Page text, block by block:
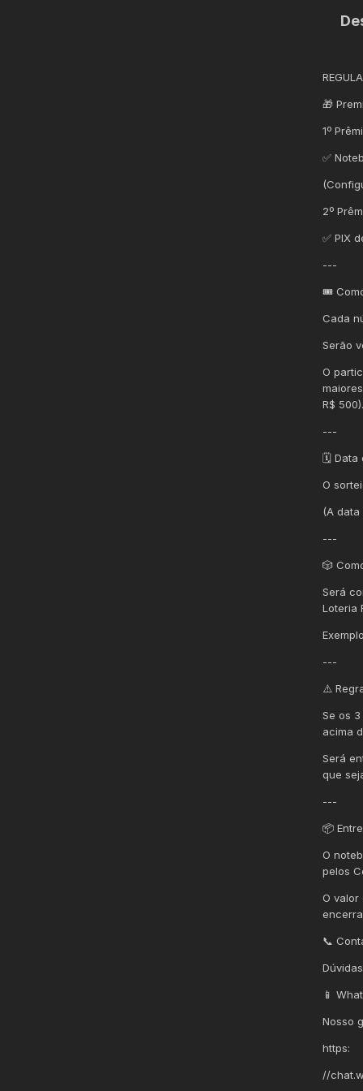
🎁
1º
✅
2º
✅ PIX
---
🎟️
Cada
Serão
O
R$ 500).
---
🗓️ Data
O
(A
---
🎲
Será
Loteria
---
⚠️
Se os
acima
Será
que
---
📦
O
pelos
O valor
📞
📱
Nosso
https:
//